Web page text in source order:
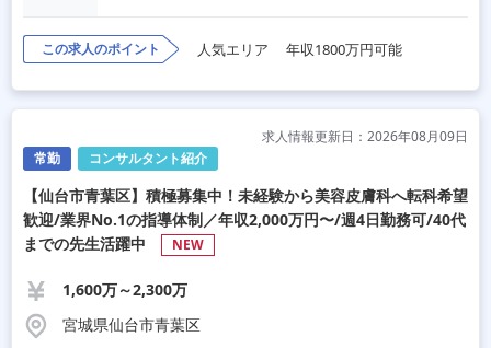
この求人のポイント 人気エリア 年収1800万円可能
常勤 コンサルタント紹介
求人情報更新日：2026年08月09日
【仙台市青葉区】積極募集中！未経験から美容皮膚科へ転科希望
歓迎/業界No.1の指導体制／年収2,000万円〜/週4日勤務可/40代
までの先生活躍中
NEW
1,600万～2,300万
宮城県仙台市青葉区